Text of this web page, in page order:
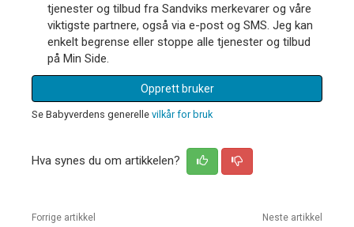
tjenester og tilbud fra Sandviks merkevarer og våre
viktigste partnere, også via e-post og SMS. Jeg kan
enkelt begrense eller stoppe alle tjenester og tilbud
på Min Side.
Opprett bruker
Se Babyverdens generelle vilkår for bruk
Hva synes du om artikkelen?
Forrige artikkel Neste artikkel